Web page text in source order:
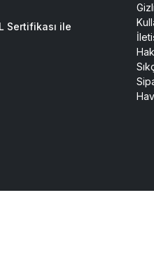
Sertifikası ile